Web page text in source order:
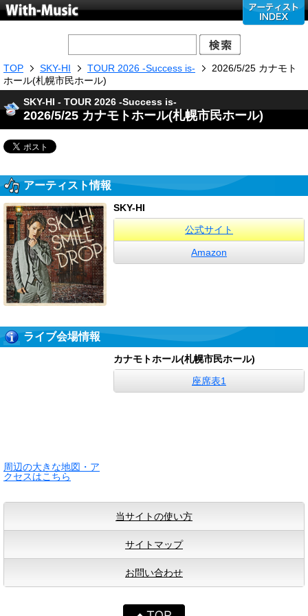
TOP SKY-HI TOUR 2026 -Success is-
2026/5/25 カナモト
ホール(札幌市民ホール)
SKY-HI - TOUR 2026 -Success is-
2026/5/25 カナモトホール(札幌市民ホール)
アーティスト情報
SKY-HI
公式サイト
Amazon
ライブ会場情報
周辺の大きな地図・ア
クセスはこちら
カナモトホール(札幌市民ホール)
座席表1
当サイトの使い方
サイトマップ
お問い合わせ